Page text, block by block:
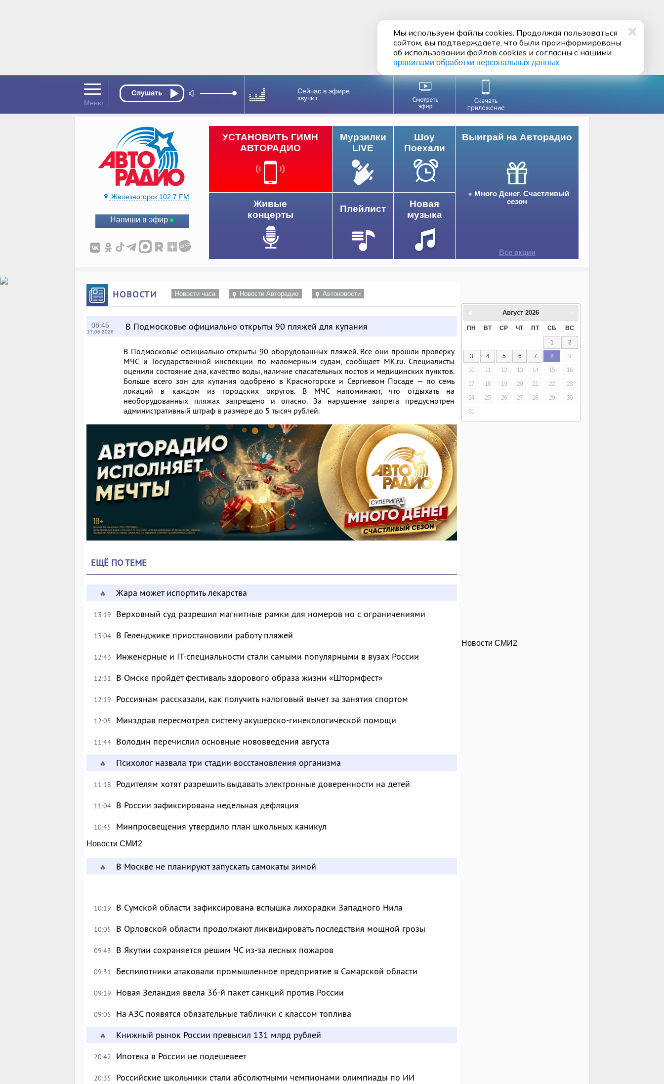
Сейчас в эфире
звучит...
Железногорск 102.7 FM
Напиши в эфир
Выиграй на Авторадио
Много Денег. Счастливый
сезон
Все акции
УСТАНОВИТЬ ГИМН
АВТОРАДИО
Мурзилки
LIVE
Шоу
Поехали
Живые
концерты
Плейлист
Новая
музыка
НОВОСТИ Новости часа Новости Авторадио Автоновости
08:45
17.06.2026 В Подмосковье официально открыты 90 пляжей для купания
В Подмосковье официально открыты 90 оборудованных пляжей. Все они прошли проверку
МЧС и Государственной инспекции по маломерным судам, сообщает MK.ru. Специалисты
оценили состояние дна, качество воды, наличие спасательных постов и медицинских пунктов.
Больше всего зон для купания одобрено в Красногорске и Сергиевом Посаде — по семь
локаций в каждом из городских округов. В МЧС напоминают, что отдыхать на
необорудованных пляжах запрещено и опасно. За нарушение запрета предусмотрен
административный штраф в размере до 5 тысяч рублей.
ЕЩЁ ПО ТЕМЕ
🔥 Жара может испортить лекарства
13:19 Верховный суд разрешил магнитные рамки для номеров но с ограничениями
13:04 В Геленджике приостановили работу пляжей
12:43 Инженерные и IT-специальности стали самыми популярными в вузах России
12:31 В Омске пройдёт фестиваль здорового образа жизни «Штормфест»
12:19 Россиянам рассказали, как получить налоговый вычет за занятия спортом
12:05 Минздрав пересмотрел систему акушерско-гинекологической помощи
11:44 Володин перечислил основные нововведения августа
🔥 Психолог назвала три стадии восстановления организма
11:18 Родителям хотят разрешить выдавать электронные доверенности на детей
11:04 В России зафиксирована недельная дефляция
10:45 Минпросвещения утвердило план школьных каникул
Новости СМИ2
🔥 В Москве не планируют запускать самокаты зимой
10:19 В Сумской области зафиксирована вспышка лихорадки Западного Нила
10:05 В Орловской области продолжают ликвидировать последствия мощной грозы
09:43 В Якутии сохраняется решим ЧС из-за лесных пожаров
09:31 Беспилотники атаковали промышленное предприятие в Самарской области
09:19 Новая Зеландия ввела 36-й пакет санкций против России
09:05 На АЗС появятся обязательные таблички с классом топлива
🔥 Книжный рынок России превысил 131 млрд рублей
20:42 Ипотека в России не подешевеет
20:35 Российские школьники стали абсолютными чемпионами олимпиады по ИИ
Август 2026
ПН ВТ СР ЧТ ПТ СБ ВС
1
2
3
4 5 6 7 8
9
10
11 12 13 14 15
16
17
18 19 20 21 22
23
24
25 26 27 28 29
30
31
Новости СМИ2
Мы используем файлы cookies. Продолжая пользоваться
сайтом, вы подтверждаете, что были проинформированы
об использовании файлов cookies и согласны с нашими
правилами обработки персональных данных.